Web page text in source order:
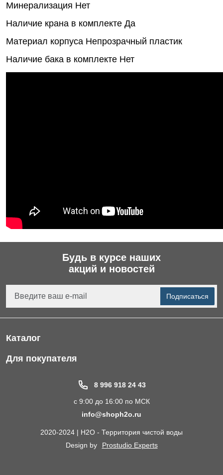
Минерализация Нет
Наличие крана в комплекте Да
Материал корпуса Непрозрачный пластик
Наличие бака в комплекте Нет
Будь в курсе наших
акций и новостей
Подписаться
Каталог
Фильтры для питьевой воды
Электрические Обогреватели
Для покупателя
8 996 918 24 43
с 9:00 до 16:00 по МСК
info@shoph2o.ru
2020-2024 | H2O - Территория чистой воды
Design by
Prostudio Experts